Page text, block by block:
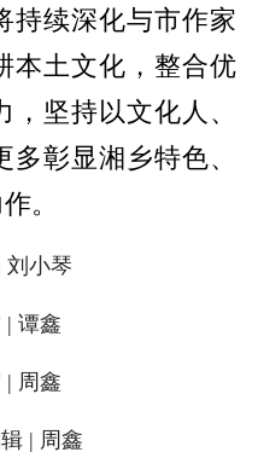
持续深化与市作家
本土文化，整合优
坚持以文化人、
彰显湘乡特色、
。
刘小琴
| 谭鑫
| 周鑫
| 周鑫